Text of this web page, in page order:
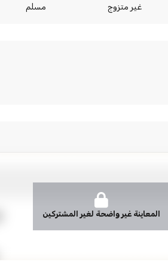
غير متزوج مسلم
المعاينة غير واضحة لغير المشتركين